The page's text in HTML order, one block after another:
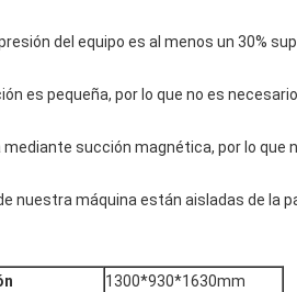
del equipo es al menos un 30%
es pequeña, por lo que no es
succión magnética, por lo que
nuestra máquina están aisladas de la
1300*930*1630mm